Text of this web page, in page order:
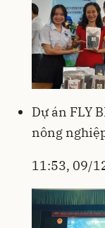
Dự án FLY
nông
11:53, 09/